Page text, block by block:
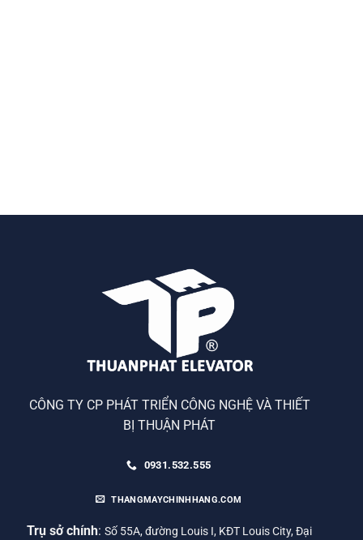
CÔNG TY CP PHÁT TRIỂN CÔNG NGHỆ VÀ THIẾT
BỊ THUẬN PHÁT
0931.532.555
THANGMAYCHINHHANG.COM
Trụ sở chính: Số 55A, đường Louis I, KĐT Louis City, Đại